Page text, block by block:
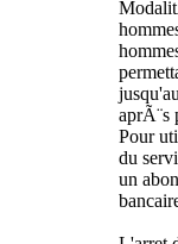
aprÃ¨s
Pour
du
un